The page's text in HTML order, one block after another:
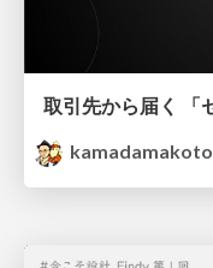
kamadamakoto